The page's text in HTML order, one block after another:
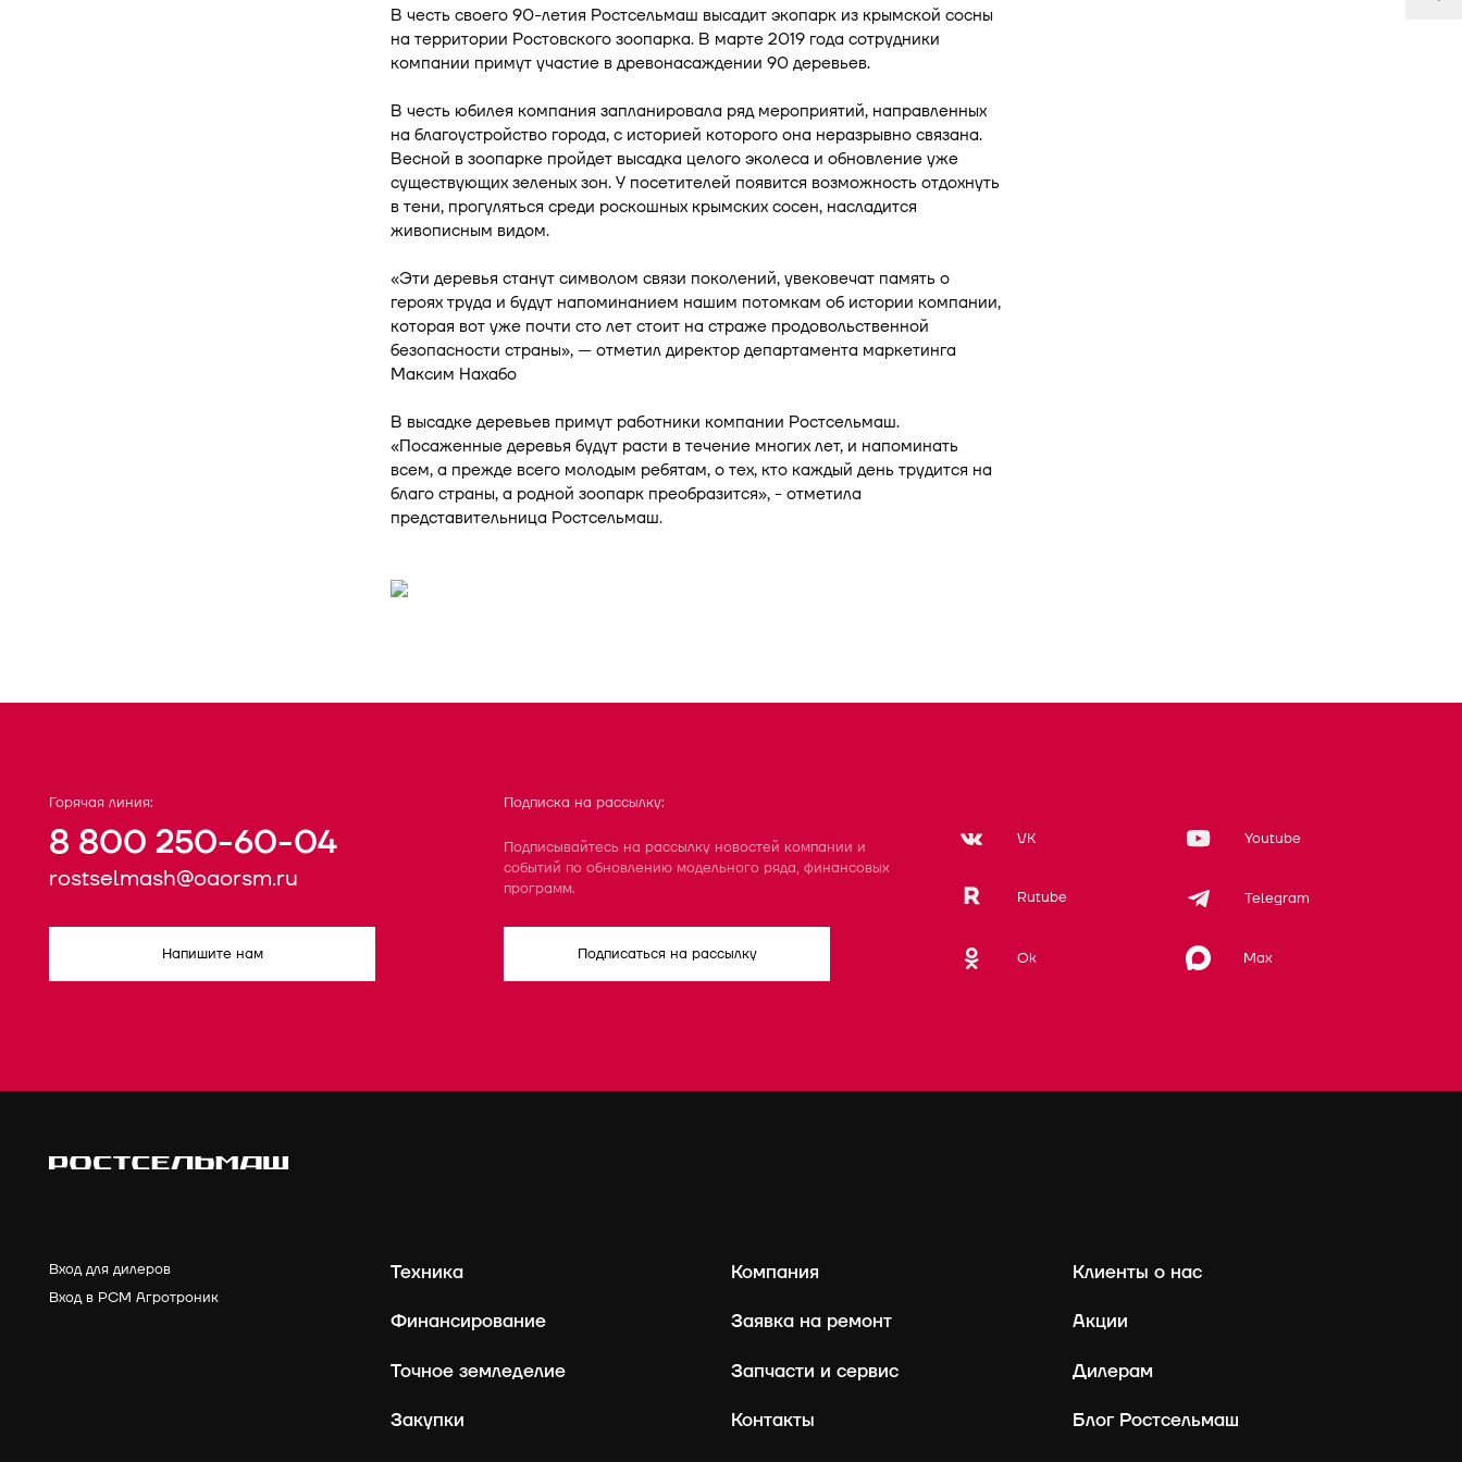
В честь своего 90-летия Ростсельмаш высадит экопарк из крымской сосны
на территории Ростовского зоопарка. В марте 2019 года сотрудники
компании примут участие в древонасаждении 90 деревьев.
В честь юбилея компания запланировала ряд мероприятий, направленных
на благоустройство города, с историей которого она неразрывно связана.
Весной в зоопарке пройдет высадка целого эколеса и обновление уже
существующих зеленых зон. У посетителей появится возможность отдохнуть
в тени, прогуляться среди роскошных крымских сосен, насладится
живописным видом.
«Эти деревья станут символом связи поколений, увековечат память о
героях труда и будут напоминанием нашим потомкам об истории компании,
которая вот уже почти сто лет стоит на страже продовольственной
безопасности страны», — отметил директор департамента маркетинга
Максим Нахабо
В высадке деревьев примут работники компании Ростсельмаш.
«Посаженные деревья будут расти в течение многих лет, и напоминать
всем, а прежде всего молодым ребятам, о тех, кто каждый день трудится на
благо страны, а родной зоопарк преобразится», - отметила
представительница Ростсельмаш.
Горячая линия:
8 800 250-60-04
rostselmash@oaorsm.ru
Напишите нам
Подписка на рассылку:
Подписывайтесь на рассылку новостей компании и
событий по обновлению модельного ряда, финансовых
программ.
Подписаться на рассылку
VK Youtube
Rutube Telegram
Ok Max
Вход для дилеров
Вход в РСМ Агротроник
Техника
Финансирование
Точное земледелие
Закупки
Компания
Заявка на ремонт
Запчасти и сервис
Контакты
Клиенты о нас
Акции
Дилерам
Блог Ростсельмаш